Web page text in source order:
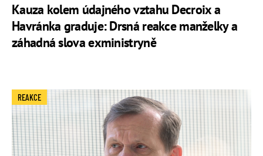
Kauza kolem údajného vztahu Decroix a
Havránka graduje: Drsná reakce manželky a
záhadná slova exministryně
REAKCE